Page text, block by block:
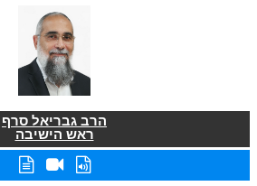
הרב גבריאל סרף
ראש הישיבה